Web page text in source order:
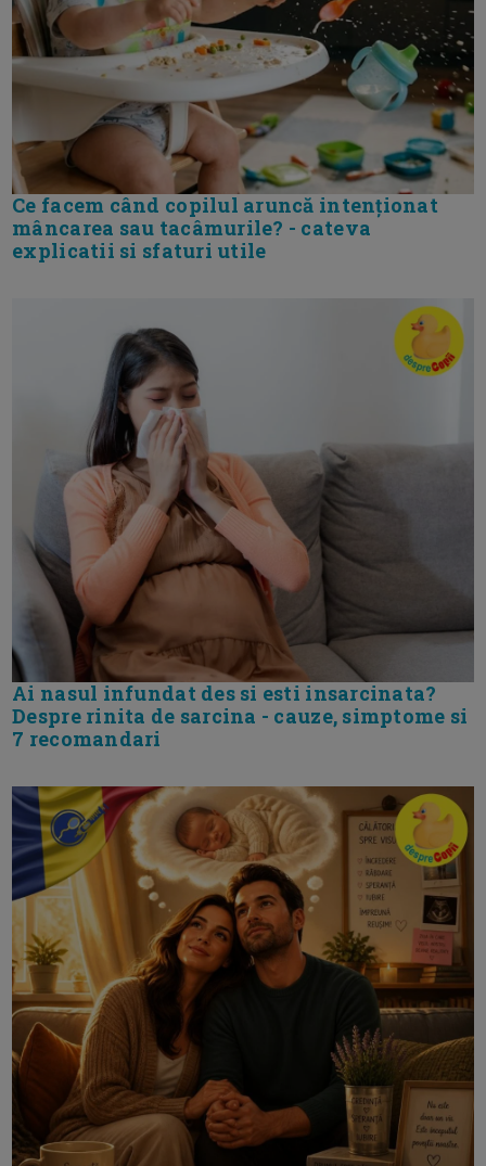
Ce facem când copilul aruncă intenționat
mâncarea sau tacâmurile? - cateva
explicatii si sfaturi utile
Ai nasul infundat des si esti insarcinata?
Despre rinita de sarcina - cauze, simptome si
7 recomandari